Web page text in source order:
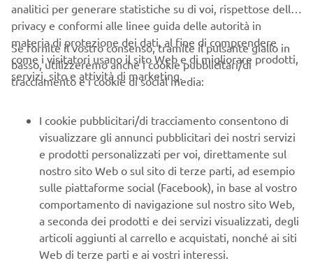
🌍 TERRA
Il viaggio inizia con laTerra, incarnata dalla potenza e dalla
libertà selvaggia delTénéré 700. Questo mezzo esprime
1 14
🌬️ ARIA
Si passa poi all’Aria, rappresentata dallaMT-07, simbolo di
leggerezza e libertà. Come un vento che spinge verso
analitici per generare statistiche su di voi, rispettose della
privacy e conformi alle linee guida delle autorità in
materia di protezione dei dati, al fine di comprendere
come i visitatori usano il sito Web e di migliorare prodotti,
servizi, sito e attività di marketing.
Se fornite il vostro consenso, tramite il pulsante giallo in
basso, utilizzeremo anche i cookie pubblicitari/di
tracciamento e i cookie di social media:
I cookie pubblicitari/di tracciamento consentono di
visualizzare gli annunci pubblicitari dei nostri servizi
e prodotti personalizzati per voi, direttamente sul
nostro sito Web o sul sito di terze parti, ad esempio
sulle piattaforme social (Facebook), in base al vostro
comportamento di navigazione sul nostro sito Web,
a seconda dei prodotti e dei servizi visualizzati, degli
articoli aggiunti al carrello e acquistati, nonché ai siti
Web di terze parti e ai vostri interessi.